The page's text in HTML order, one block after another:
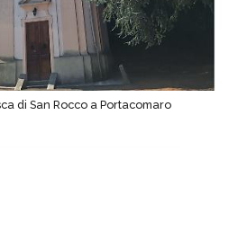
di San Rocco a Portacomaro